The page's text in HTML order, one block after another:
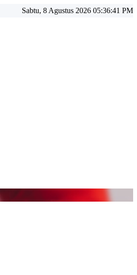
Sabtu, 8 Agustus 2026 05:36:43 PM